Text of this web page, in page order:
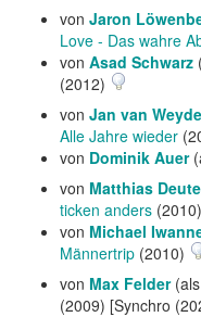
von Jaron
Love - Das wahre
von Asad Schwarz
(2012)
von Jan van Weyde
Alle Jahre wieder
von Dominik Auer
von Matthias
ticken anders (2010)
von Michael
Männertrip (2010)
von Max Felder(als
(2009) [Synchro